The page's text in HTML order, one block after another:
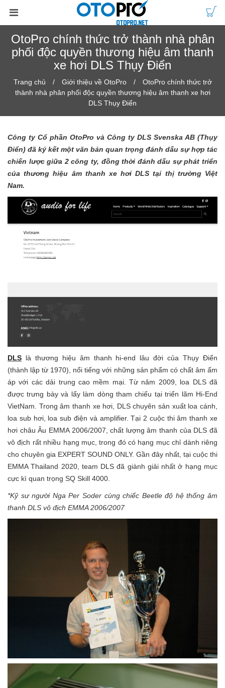
OtoPro chính thức trở thành nhà phân
phối độc quyền thương hiệu âm thanh
xe hơi DLS Thụy Điển
Trang chủ Giới thiệu về OtoPro
OtoPro chính thức trở
thành nhà phân phối độc quyền thương hiệu âm thanh xe hơi
DLS Thụy Điển
Công ty Cổ phần OtoPro và Công ty DLS Svenska AB (Thụy
Điển) đã ký kết một văn bản quan trọng đánh dấu sự hợp tác
chiến lược giữa 2 công ty, đồng thời đánh dấu sự phát triển
của thương hiệu âm thanh xe hơi DLS tại thị trường Việt
Nam.
DLS là thương hiệu âm thanh hi-end lâu đời của Thụy Điển
(thành lập từ 1970), nổi tiếng với ⁣những sản phẩm có chất âm ấm
áp với các dải trung cao mềm mại. Từ năm 2009, loa DLS đã
được trưng bày và lấy làm dòng tham chiếu tại triển lãm Hi-End
VietNam. Trong âm thanh xe hơi, DLS chuyên sản xuất loa cánh,
loa sub hơi, loa sub điện và amplifier. Tại 2 cuộc thi âm thanh xe
hơi châu Âu EMMA 2006/2007, chất lượng âm thanh của DLS đã
vô địch rất nhiều hạng mục, trong đó có hạng mục chỉ dành riêng
cho chuyên gia EXPERT SOUND ONLY. Gần đây nhất, tại cuộc thi
EMMA Thailand 2020, team DLS đã giành giải nhất ở hạng mục
cực kì quan trọng SQ Skill 4000.
*Kỹ sư người Nga Per Soder cùng chiếc Beetle độ hệ thống âm
thanh DLS vô địch EMMA 2006/2007